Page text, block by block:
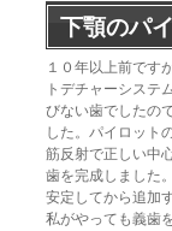
下顎のパ
１０年以上前です
トデチャーシステ
びない歯でしたの
した。パイロット
筋反射で正しい中
歯を完成しました
安定してから追加
私がやっても義歯